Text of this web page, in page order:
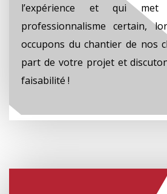
l’expérience et qui
professionnalisme certain,
occupons du chantier de nos
part de votre projet et
faisabilité !